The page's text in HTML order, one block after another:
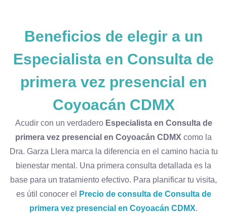
Beneficios de elegir a un
Especialista en Consulta de
primera vez presencial en
Coyoacán CDMX
Acudir con un verdadero Especialista en Consulta de
primera vez presencial en Coyoacán CDMX como la
Dra. Garza Llera marca la diferencia en el camino hacia tu
bienestar mental. Una primera consulta detallada es la
base para un tratamiento efectivo. Para planificar tu visita,
es útil conocer el
Precio de consulta de Consulta de
primera vez presencial en Coyoacán CDMX.